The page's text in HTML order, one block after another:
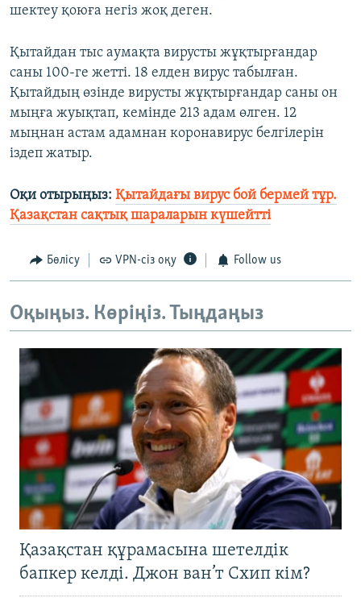
шектеу қоюға негіз жоқ деген.
Қытайдан тыс аумақта вирусты жұқтырғандар
саны 100-ге жетті. 18 елден вирус табылған.
Қытайдың өзінде вирусты жұқтырғандар саны он
мыңға жуықтап, кемінде 213 адам өлген. 12
мыңнан астам адамнан коронавирус белгілерін
іздеп жатыр.
Оқи отырыңыз: Қытайдағы вирус бой бермей тұр.
Қазақстан сақтық шараларын күшейтті
Бөлісу VPN-сіз оқу Follow us
Оқыңыз. Көріңіз. Тыңдаңыз
Қазақстан құрамасына шетелдік
бапкер келді. Джон ван’т Схип кім?